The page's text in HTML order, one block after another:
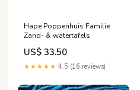
Hape Poppenhuis Familie
Zand- & watertafels
US$ 33.50
★★★★★ 4.5 (16 reviews)